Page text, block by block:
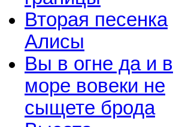
Вторая песенка
Алисы
Вы в огне да и в
море вовеки не
сыщете брода